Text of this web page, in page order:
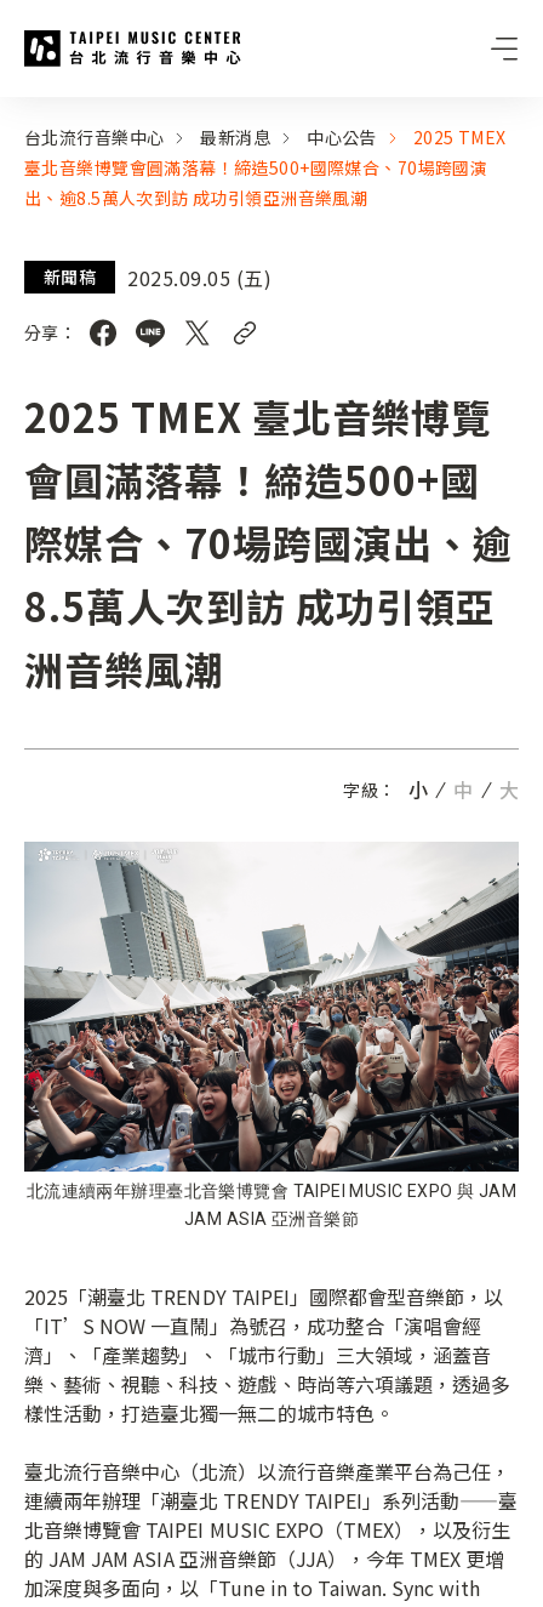
:::
台北流行音樂中心 最新消息 中心公告
2025 TMEX
臺北音樂博覽會圓滿落幕！締造500+國際媒合、70場跨國演
出、逾8.5萬人次到訪 成功引領亞洲音樂風潮
新聞稿 2025.09.05 (五)
分享：
2025 TMEX 臺北音樂博覽
會圓滿落幕！締造500+國
際媒合、70場跨國演出、逾
8.5萬人次到訪 成功引領亞
洲音樂風潮
字級： 小 中 大
北流連續兩年辦理臺北音樂博覽會 TAIPEI MUSIC EXPO 與 JAM
JAM ASIA 亞洲音樂節
2025「潮臺北 TRENDY TAIPEI」國際都會型音樂節，以
「IT’S NOW 一直鬧」為號召，成功整合「演唱會經
濟」、「產業趨勢」、「城市行動」三大領域，涵蓋音
樂、藝術、視聽、科技、遊戲、時尚等六項議題，透過多
樣性活動，打造臺北獨一無二的城市特色。
臺北流行音樂中心（北流）以流行音樂產業平台為己任，
連續兩年辦理「潮臺北 TRENDY TAIPEI」系列活動——臺
北音樂博覽會 TAIPEI MUSIC EXPO（TMEX），以及衍生
的 JAM JAM ASIA 亞洲音樂節（JJA），今年 TMEX 更增
加深度與多面向，以「Tune in to Taiwan. Sync with